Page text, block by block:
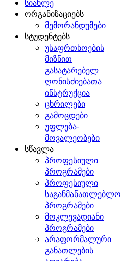
სიახლე
ორგანიზაციებს
მემორანდუმები
სტუდენტებს
უსაფრთხოების
მიზნით
გასატარებელ
ღონისძიებათა
ინსტრუქცია
ცხრილები
გამოცდები
უფლება-
მოვალეობები
სწავლა
პროფესიული
პროგრამები
პროფესიული
საგანმანათლებლო
პროგრამები
მოკლევადიანი
პროგრამები
არაფორმალური
განათლების